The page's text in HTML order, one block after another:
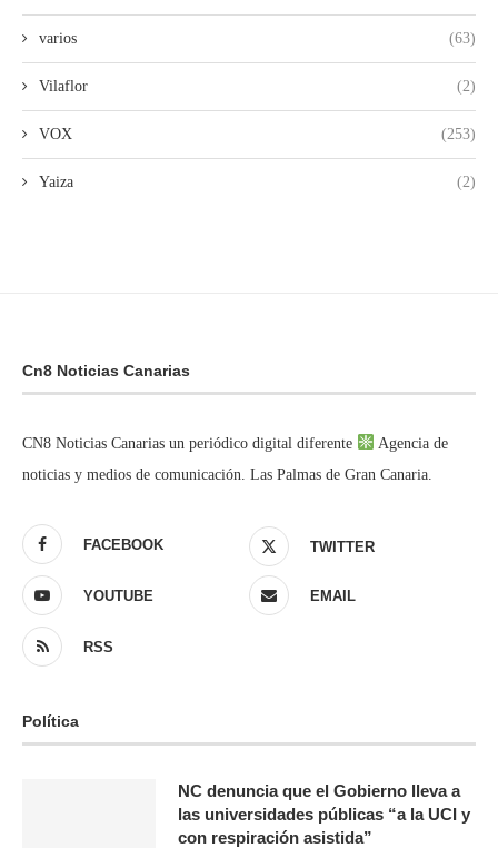
varios (63)
Vilaflor (2)
VOX (253)
Yaiza (2)
Cn8 Noticias Canarias
CN8 Noticias Canarias un periódico digital diferente
Agencia de
noticias y medios de comunicación. Las Palmas de Gran Canaria.
FACEBOOK TWITTER
YOUTUBE EMAIL
RSS
Política
NC denuncia que el Gobierno lleva a
las universidades públicas “a la UCI y
con respiración asistida”